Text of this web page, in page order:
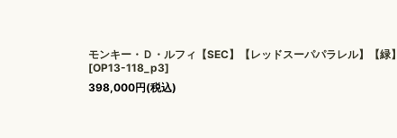
モンキー・Ｄ・ルフィ【SEC】【レッドスーパパラレル】【緑】
[OP13-118_p3]
398,000円(税込)